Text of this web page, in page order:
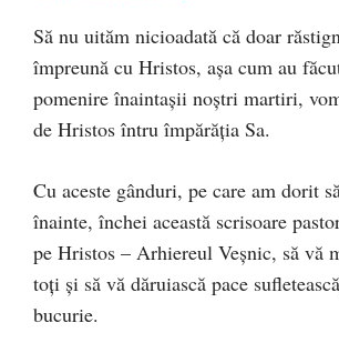
Să nu uităm nicioadată că doar
împreună cu Hristos, așa cum au
pomenire înaintașii noștri martiri,
de Hristos întru împărăția Sa.
Cu aceste gânduri, pe care am dorit
înainte, închei această scrisoare
pe Hristos – Arhiereul Veșnic, să vă
toți și să vă dăruiască pace
bucurie.